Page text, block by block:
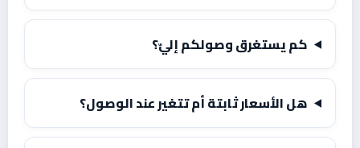
كم يستغرق وصولكم إليّ؟
هل الأسعار ثابتة أم تتغير عند الوصول؟